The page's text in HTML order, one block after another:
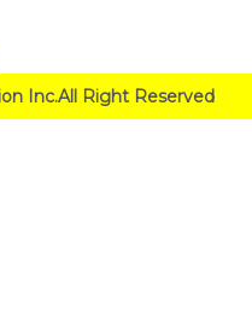
Inc.All Right Reserved